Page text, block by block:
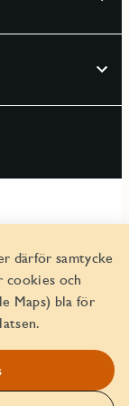
därför samtycke
cookies och
Maps) bla för
2103